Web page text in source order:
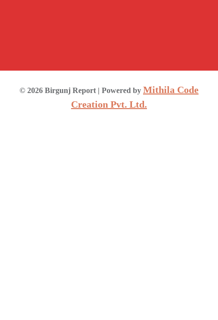
© 2026 Birgunj Report | Powered by Mithila Code
Creation Pvt. Ltd.